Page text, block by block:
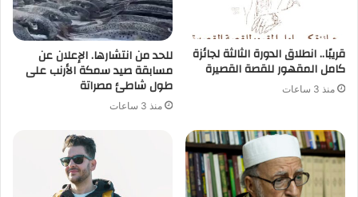
قريبًا.. انطلاق الدورة الثالثة لجائزة
كامل المقهور للقصة القصيرة
منذ 3 ساعات
للحد من انتشارها. الإعلان عن
مسابقة صيد سمكة الأرنب على
طول شاطئ مصراتة
منذ 3 ساعات